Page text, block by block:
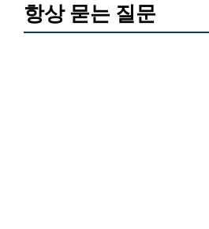
항상 묻는 질문